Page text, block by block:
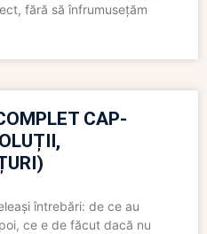
fără să înfrumusețăm
CAP-
întrebări: de ce au
ce e de făcut dacă nu